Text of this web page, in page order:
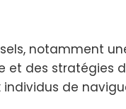
notamment
et des stratégies
de